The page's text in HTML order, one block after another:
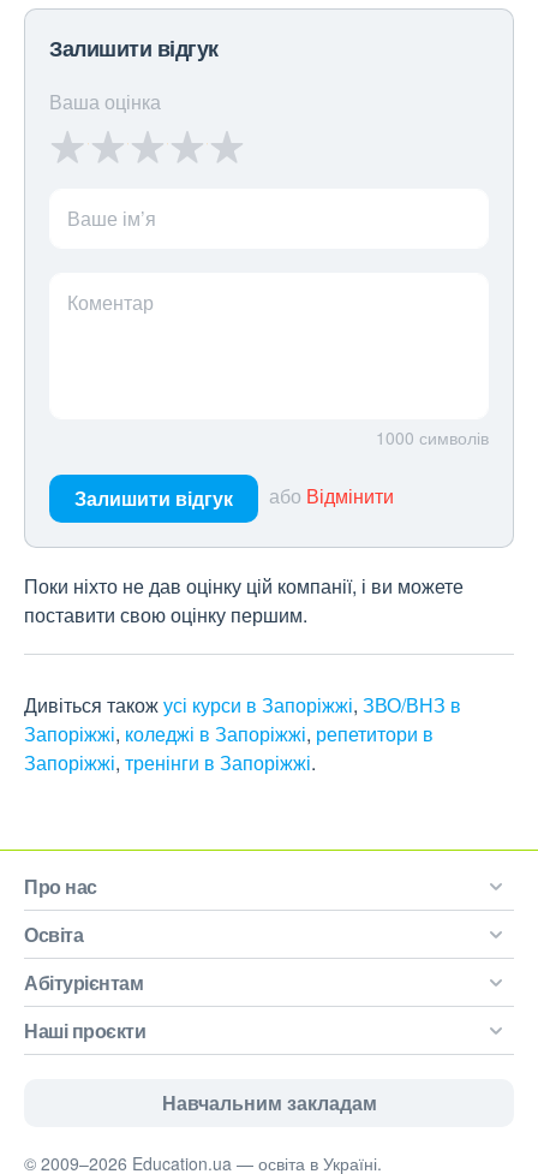
Залишити відгук
Ваша оцінка
Ваше ім’я
Коментар
1000 символів
Залишити відгук або Відмінити
Поки ніхто не дав оцінку цій компанії, і ви можете
поставити свою оцінку першим.
Дивіться такожусі курси в Запоріжжі, ЗВО/ВНЗ в
Запоріжжі, коледжі в Запоріжжі, репетитори в
Запоріжжі, тренінги в Запоріжжі.
Про нас
Освіта
Абітурієнтам
Наші проєкти
Навчальним закладам
© 2009–2026 Education.ua — освіта в Україні.